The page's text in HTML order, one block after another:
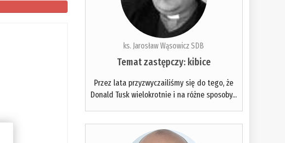
ks. Jarosław Wąsowicz SDB
Temat zastępczy: kibice
Przez lata przyzwyczailiśmy się do tego, że
Donald Tusk wielokrotnie i na różne sposoby...